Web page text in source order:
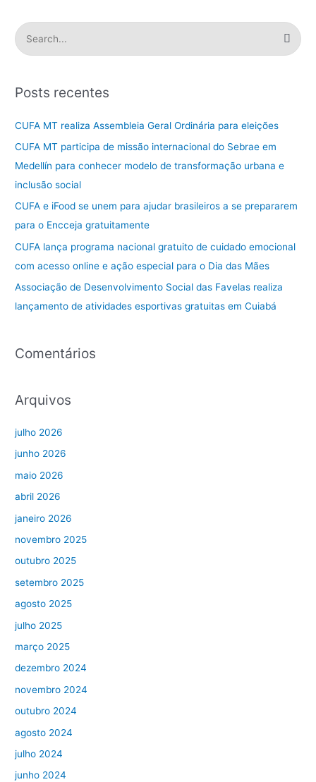
P
q
p
o
r
:
Posts recentes
CUFA MT realiza Assembleia Geral Ordinária para eleições
CUFA MT participa de missão internacional do Sebrae em
Medellín para conhecer modelo de transformação urbana e
inclusão social
CUFA e iFood se unem para ajudar brasileiros a se prepararem
para o Encceja gratuitamente
CUFA lança programa nacional gratuito de cuidado emocional
com acesso online e ação especial para o Dia das Mães
Associação de Desenvolvimento Social das Favelas realiza
lançamento de atividades esportivas gratuitas em Cuiabá
Comentários
Arquivos
julho 2026
junho 2026
maio 2026
abril 2026
janeiro 2026
novembro 2025
outubro 2025
setembro 2025
agosto 2025
julho 2025
março 2025
dezembro 2024
novembro 2024
outubro 2024
agosto 2024
julho 2024
junho 2024